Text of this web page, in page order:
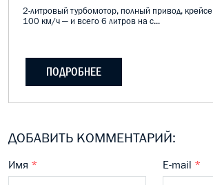
2-литровый турбомотор, полный привод,
100 км/ч — и всего 6 литров на с...
ПОДРОБНЕЕ
ДОБАВИТЬ КОММЕНТАРИЙ:
Имя * E-mail *